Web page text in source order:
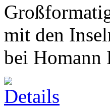
mit den
bei Homann